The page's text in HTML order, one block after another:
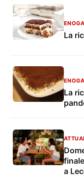
La
La
Domenica 9 e
a